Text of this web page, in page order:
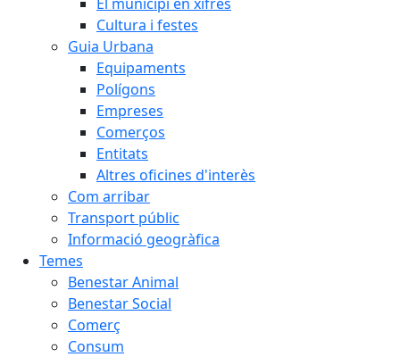
Cultura i festes
Guia Urbana
Equipaments
Polígons
Empreses
Comerços
Entitats
Altres oficines d'interès
Com arribar
Transport públic
Informació geogràfica
Temes
Benestar Animal
Benestar Social
Comerç
Consum